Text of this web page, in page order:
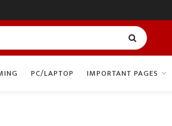
PC/LAPTOP IMPORTANT PAGES